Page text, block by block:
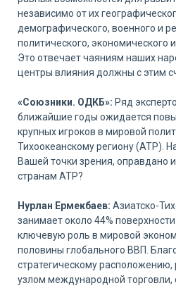
независимо от их
демографического, военного и
политического, экономического
Это отвечает чаяниям наших
центры влияния должны с этим
«Союзники. ОДКБ»: Ряд
ближайшие годы ожидается
крупных игроков в мировой
Тихоокеанскому региону (АТР).
Вашей точки зрения, оправдано
странам АТР?
Нурлан Ермекбаев: Азиатско-
занимает около 44%
ключевую роль в мировой
половины глобального ВВП.
стратегическому
узлом международной